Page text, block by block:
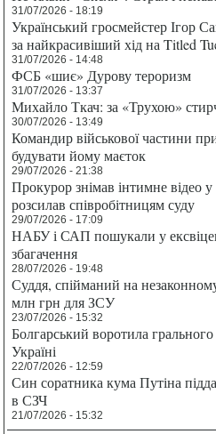
31/07/2026 - 18:19
Український гросмейстер Ігор
за найкрасивіший хід на Titled
31/07/2026 - 14:48
ФСБ «шиє» Дурову тероризм
31/07/2026 - 13:37
Михайло Ткач: за «Трухою»
30/07/2026 - 13:49
Командир військової частини
будувати йому маєток
29/07/2026 - 21:38
Прокурор знімав інтимне відео у
розсилав співробітницям суду
29/07/2026 - 17:09
НАБУ і САП пошукали у
збагачення
28/07/2026 - 19:48
Суддя, спійманий на
млн грн для ЗСУ
23/07/2026 - 15:32
Болгарський воротила грального
Україні
22/07/2026 - 12:59
Син соратника кума Путіна
в СЗЧ
21/07/2026 - 15:32